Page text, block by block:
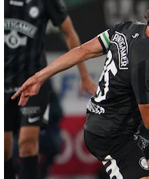
© Krone Multimedia
Muthgasse 2, 1190 Wien